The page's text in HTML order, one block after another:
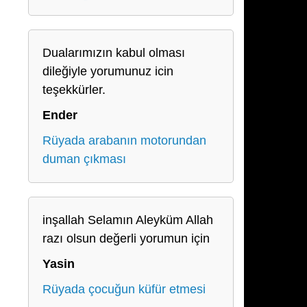
Dualarımızın kabul olması
dileğiyle yorumunuz icin
teşekkürler.
Ender
Rüyada arabanın motorundan
duman çıkması
inşallah Selamın Aleyküm Allah
razı olsun değerli yorumun için
Yasin
Rüyada çocuğun küfür etmesi